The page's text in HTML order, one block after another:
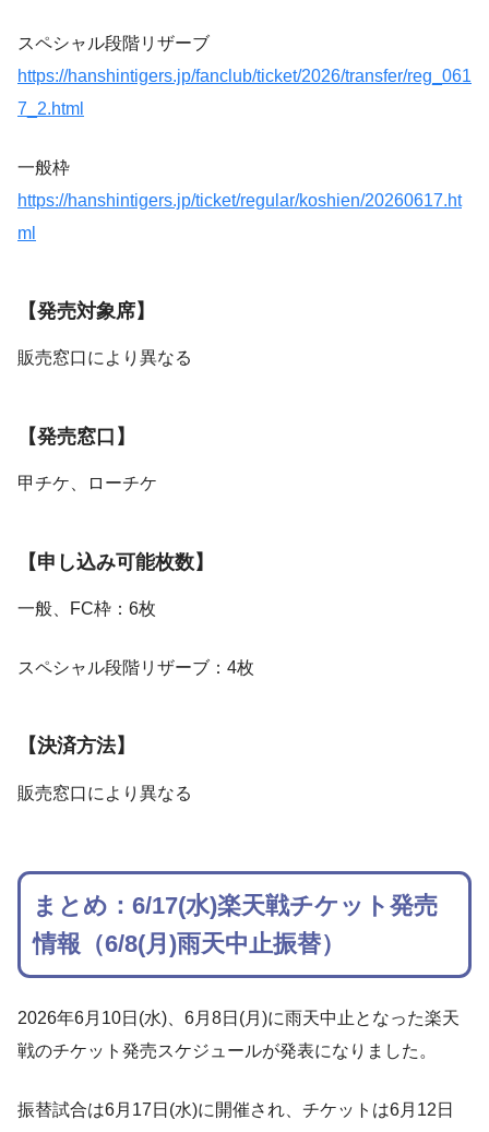
スペシャル段階リザーブ
https://hanshintigers.jp/fanclub/ticket/2026/transfer/reg_061
7_2.html
一般枠
https://hanshintigers.jp/ticket/regular/koshien/20260617.ht
ml
【発売対象席】
販売窓口により異なる
【発売窓口】
甲チケ、ローチケ
【申し込み可能枚数】
一般、FC枠：6枚
スペシャル段階リザーブ：4枚
【決済方法】
販売窓口により異なる
まとめ：6/17(水)楽天戦チケット発売
情報（6/8(月)雨天中止振替）
2026年6月10日(水)、6月8日(月)に雨天中止となった楽天
戦のチケット発売スケジュールが発表になりました。
振替試合は6月17日(水)に開催され、チケットは6月12日